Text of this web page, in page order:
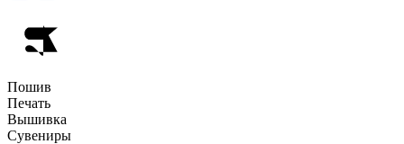
Пошив
Печать
Вышивка
Сувениры